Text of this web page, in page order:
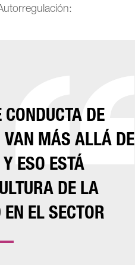
DE
MÁS ALLÁ DE
ESO ESTÁ
DE LA
EL SECTOR